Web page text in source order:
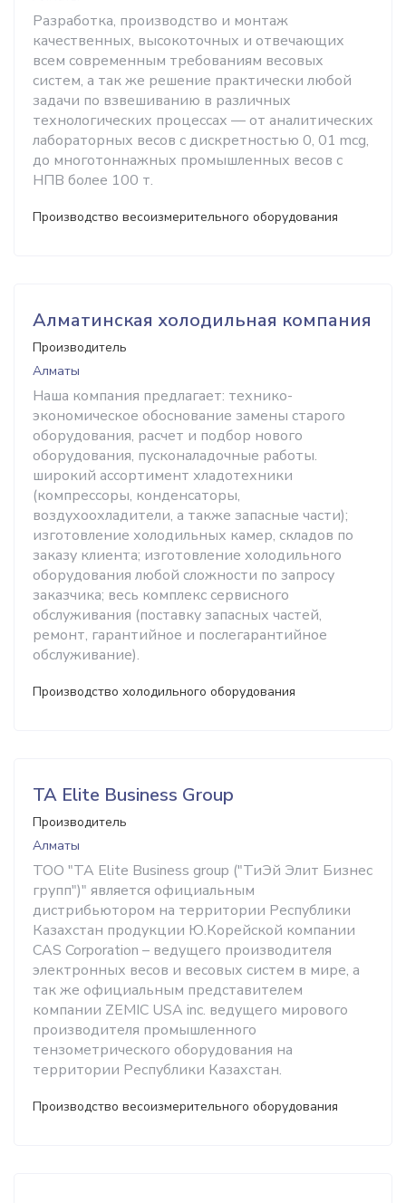
Разработка, производство и монтаж
качественных, высокоточных и отвечающих
всем современным требованиям весовых
систем, а так же решение практически любой
задачи по взвешиванию в различных
технологических процессах — от аналитических
лабораторных весов с дискретностью 0, 01 mсg,
до многотоннажных промышленных весов с
НПВ более 100 т.
Производство весоизмерительного оборудования
Алматинская холодильная компания
Производитель
Алматы
Наша компания предлагает: технико-
экономическое обоснование замены старого
оборудования, расчет и подбор нового
оборудования, пусконаладочные работы.
широкий ассортимент хладотехники
(компрессоры, конденсаторы,
воздухоохладители, а также запасные части);
изготовление холодильных камер, складов по
заказу клиента; изготовление холодильного
оборудования любой сложности по запросу
заказчика; весь комплекс сервисного
обслуживания (поставку запасных частей,
ремонт, гарантийное и послегарантийное
обслуживание).
Производство холодильного оборудования
TA Elite Business Group
Производитель
Алматы
ТОО "TA Elite Business group ("ТиЭй Элит Бизнес
групп")" является официальным
дистрибьютором на территории Республики
Казахстан продукции Ю.Корейской компании
CAS Corporation – ведущего производителя
электронных весов и весовых систем в мире, а
так же официальным представителем
компании ZEMIC USA inc. ведущего мирового
производителя промышленного
тензометрического оборудования на
территории Республики Казахстан.
Производство весоизмерительного оборудования